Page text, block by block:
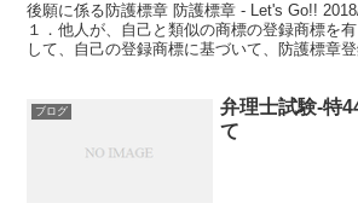
後願に係る防護標章 防護標章 - Let's Go!!
１．他人が、自己と類似の商標の登録商標を
して、自己の登録商標に基づいて、防護標章
ブログ
弁理士試験-特
て